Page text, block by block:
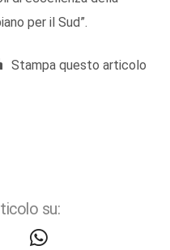
per il Sud”.
Stampa questo articolo
su: